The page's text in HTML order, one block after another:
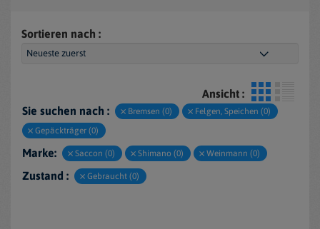
Sortieren nach :
Ansicht :
Sie suchen nach :
Bremsen (0)
Felgen, Speichen (0)
Gepäckträger (0)
Marke: Saccon (0) Shimano (0) Weinmann (0)
Zustand : Gebraucht (0)